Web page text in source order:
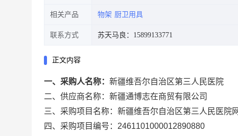
相关产品 物架 厨卫用具
联系方式 苏天马良：15899133771
正文内容
一、采购人名称： 新疆维吾尔自治区第三人民医院
二、供应商名称： 新疆通博志在商贸有限公司
三、采购项目名称： 新疆维吾尔自治区第三人民医院
四、采购项目编号： 2461101000012890880